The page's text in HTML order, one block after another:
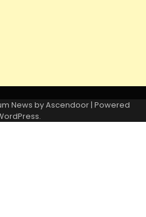
News byAscendoor| Powered
.